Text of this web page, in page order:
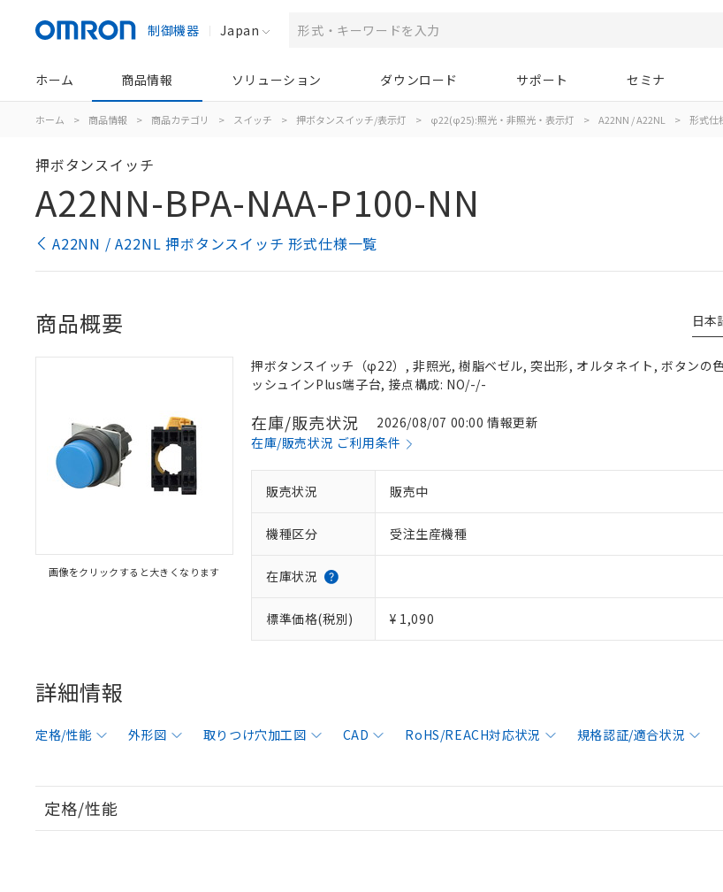
制御機器 Japan
ホーム 商品情報 ソリューション ダウンロード サポート セミナ
ホーム > 商品情報 > 商品カテゴリ > スイッチ > 押ボタンスイッチ/表示灯 > φ22(φ25):照光・非照光・表示灯 > A22NN / A22NL > 形式仕
押ボタンスイッチ
A22NN-BPA-NAA-P100-NN
A22NN / A22NL 押ボタンスイッチ 形式仕様一覧
日本
商品概要
画像をクリックすると大きくなります
押ボタンスイッチ（φ22）, 非照光, 樹脂ベゼル, 突出形, オルタネイト, ボタンの
ッシュインPlus端子台, 接点構成: NO/-/-
在庫/販売状況
2026/08/07 00:00 情報更新
在庫/販売状況 ご利用条件
販売状況 販売中
機種区分 受注生産機種
在庫状況
標準価格(税別) ¥ 1,090
詳細情報
定格/性能 外形図 取りつけ穴加工図 CAD RoHS/REACH対応状況 規格認証/適合状況
定格/性能